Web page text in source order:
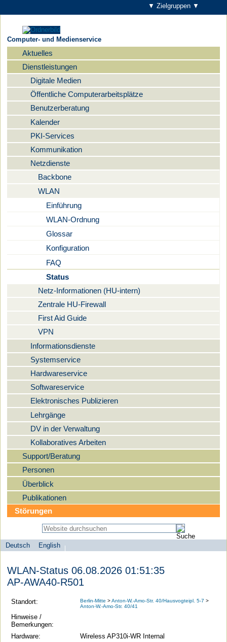
▼ Zielgruppen ▼
Computer- und Medienservice
Navigation
Aktuelles
Dienstleistungen
Digitale Medien
Öffentliche Computerarbeitsplätze
Benutzerberatung
Kalender
PKI-Services
Kommunikation
Netzdienste
Backbone
WLAN
Einführung
WLAN-Ordnung
Glossar
Konfiguration
FAQ
Status
Netz-Informationen (HU-intern)
Zentrale HU-Firewall
First Aid Guide
VPN
Informationsdienste
Systemservice
Hardwareservice
Softwareservice
Elektronisches Publizieren
Lehrgänge
DV in der Verwaltung
Kollaboratives Arbeiten
Support/Beratung
Personen
Überblick
Publikationen
Störungen
Sprachauswahl
Deutsch
English
search-menu
Universität
zu
Berlin
Computer-
und
WLAN-Status 06.08.2026 01:51:35
AP-AWA40-R501
Standort: Berlin-Mitte >Anton-W.-Amo-Str. 40/Hausvogteipl. 5-7 >
Anton-W.-Amo-Str. 40/41
Hinweise /
Bemerkungen:
Hardware:
Wireless AP310i-WR Internal